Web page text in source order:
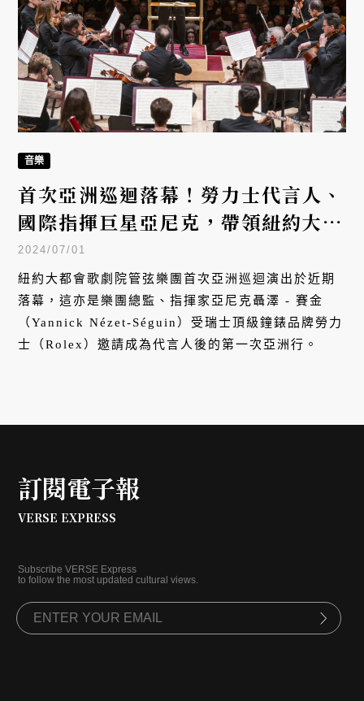
音樂
首次亞洲巡迴落幕！勞力士代言人、
國際指揮巨星亞尼克，帶領紐約大都
會歌劇院管弦樂團於台灣迎來最終站
2024/07/01
紐約大都會歌劇院管弦樂團首次亞洲巡迴演出於近期
落幕，這亦是樂團總監、指揮家亞尼克聶澤 - 賽金
（Yannick Nézet-Séguin）受瑞士頂級鐘錶品牌勞力
士（Rolex）邀請成為代言人後的第一次亞洲行。
訂閱電子報
VERSE EXPRESS
Subscribe VERSE Express
to follow the most updated cultural views.